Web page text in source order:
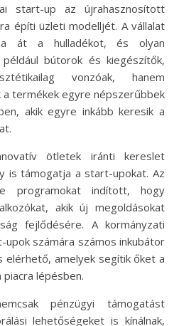
start-up az újrahasznosított
építi üzleti modelljét. A vállalat
át a hulladékot, és olyan
bútorok és kiegészítők,
vonzóak, hanem
a termékek egyre népszerűbbek
akik egyre inkább keresik a
ötletek iránti kereslet
is támogatja a start-upokat. Az
programokat indított, hogy
akik új megoldásokat
fejlődésére. A kormányzati
számára számos inkubátor
elérhető, amelyek segítik őket a
lépésben.
pénzügyi támogatást
lehetőségeket is kínálnak,